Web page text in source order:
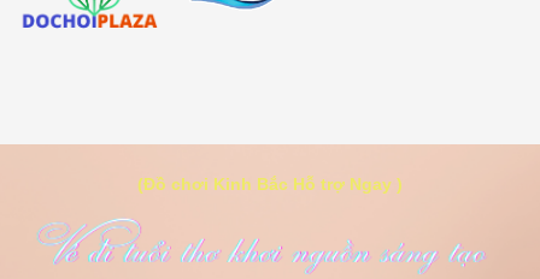
(Đồ chơi Kinh Bắc Hỗ trợ Ngay )